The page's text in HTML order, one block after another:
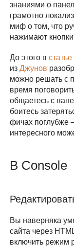
знаниями о
грамотно
миф о том, что
нажимают
До этого в статье
из Джунов
можно решать с
время
общаетесь с
боитесь
фичах поглубже
интересного
В Console
Вы наверняка
сайта через
включить режим